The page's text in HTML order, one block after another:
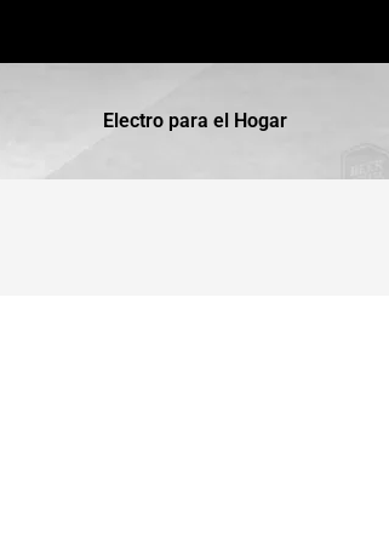
Electro para el Hogar